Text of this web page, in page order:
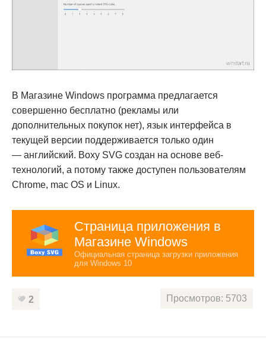
В Магазине Windows программа предлагается
совершенно бесплатно (рекламы или
дополнительных покупок нет), язык интерфейса в
текущей версии поддерживается только один
— английский. Boxy SVG создан на основе веб-
технологий, а потому также доступен пользователям
Chrome, mac OS и Linux.
Страница приложения в
Магазине Windows
Официальная страница загрузки приложения
для Windows 10
2 Просмотров: 5703